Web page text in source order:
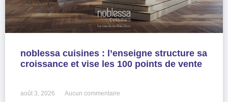
noblessa cuisines : l’enseigne structure sa
croissance et vise les 100 points de vente
août 3, 2026 Aucun commentaire